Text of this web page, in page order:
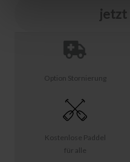
Kostenlose Paddel
für alle
Option Stornierung
jetzt